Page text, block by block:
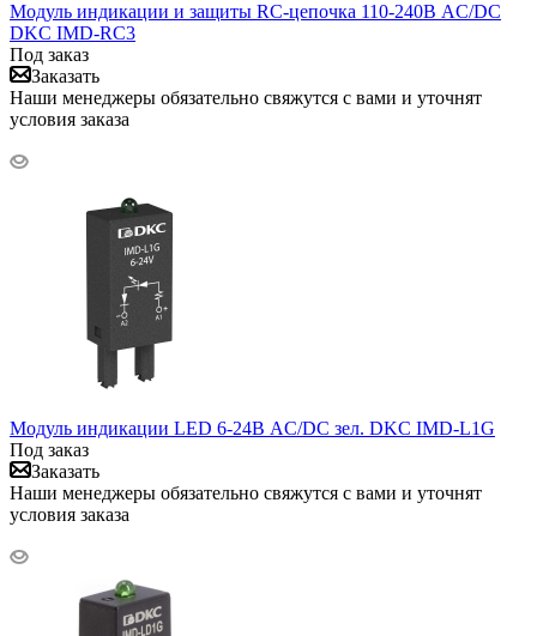
Модуль индикации и защиты RC-цепочка 110-240В AC/DC
DKC IMD-RC3
Под заказ
Заказать
Наши менеджеры обязательно свяжутся с вами и уточнят
условия заказа
Модуль индикации LED 6-24В AC/DC зел. DKC IMD-L1G
Под заказ
Заказать
Наши менеджеры обязательно свяжутся с вами и уточнят
условия заказа